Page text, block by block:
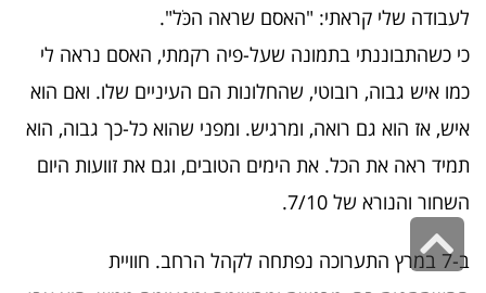
לעבודה שלי קראתי: "האסם שראה הכֹּל".
כי כשהתבוננתי בתמונה שעל-פיה רקמתי, האסם נראה לי
כמו איש גבוה, רובוטי, שהחלונות הם העיניים שלו. ואם הוא
איש, אז הוא גם רואה, ומרגיש. ומפני שהוא כל-כך גבוה, הוא
תמיד ראה את הכל. את הימים הטובים, וגם את זוועות היום
השחור והנורא של 7/10.
ב-7 במרץ התערוכה נפתחה לקהל הרחב. חוויית
גלילה
לראש